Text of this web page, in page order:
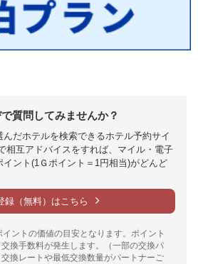
質問してみませんか？
だホテルを検索できるホテル予約サイ
相互アドバイスをすれば、マイル・電子
ント(1Ｇポイント＝1円相当)がどんど
録（無料）はこちら
ントの価値の目安となります。ポイント
換手数料が発生します。（一部の交換パ
換レートや最低交換数量がパートナーご